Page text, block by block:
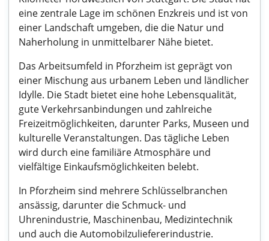
eine zentrale Lage im schönen Enzkreis und ist von
einer Landschaft umgeben, die die Natur und
Naherholung in unmittelbarer Nähe bietet.
Das Arbeitsumfeld in Pforzheim ist geprägt von
einer Mischung aus urbanem Leben und ländlicher
Idylle. Die Stadt bietet eine hohe Lebensqualität,
gute Verkehrsanbindungen und zahlreiche
Freizeitmöglichkeiten, darunter Parks, Museen und
kulturelle Veranstaltungen. Das tägliche Leben
wird durch eine familiäre Atmosphäre und
vielfältige Einkaufsmöglichkeiten belebt.
In Pforzheim sind mehrere Schlüsselbranchen
ansässig, darunter die Schmuck- und
Uhrenindustrie, Maschinenbau, Medizintechnik
und auch die Automobilzuliefererindustrie.